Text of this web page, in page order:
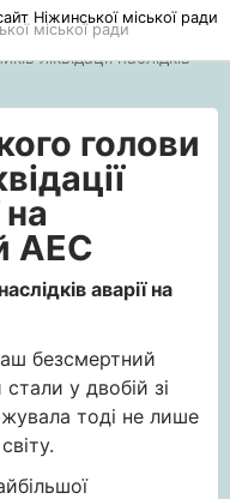
міської ради
ліквідації наслідків
голови
на
АЕС
аварії на
безсмертний
у двобій зі
тоді не лише